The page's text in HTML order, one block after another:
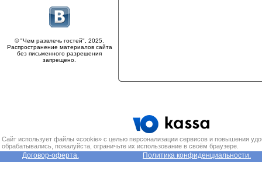
© "Чем развлечь гостей", 2025.
Распространение материалов сайта
без письменного разрешения
запрещено.
Сайт использует файлы «cookie» с целью персонализации сервисов и повышения
обрабатывались, пожалуйста, ограничьте их использование в своём браузере.
Договор-оферта. Политика конфиденциальности.